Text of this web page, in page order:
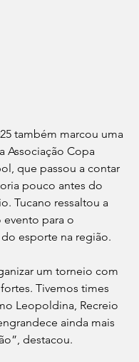
também marcou uma
Associação Copa
que passou a contar
pouco antes do
Tucano ressaltou a
para o
esporte na região.
um torneio com
Tivemos times
Leopoldina, Recreio
ainda mais
destacou.